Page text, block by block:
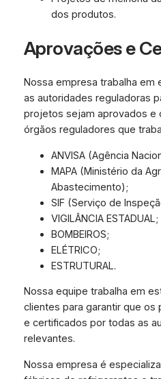
dos produtos.
Aprovações e
Nossa empresa trabalha em
as autoridades reguladoras
projetos sejam aprovados e
órgãos reguladores que
ANVISA (Agência
MAPA (Ministério da
Abastecimento);
SIF (Serviço de
VIGILÂNCIA ESTADUAL;
BOMBEIROS;
ELÉTRICO;
ESTRUTURAL.
Nossa equipe trabalha em
clientes para garantir que
e certificados por todas as
relevantes.
Nossa empresa é